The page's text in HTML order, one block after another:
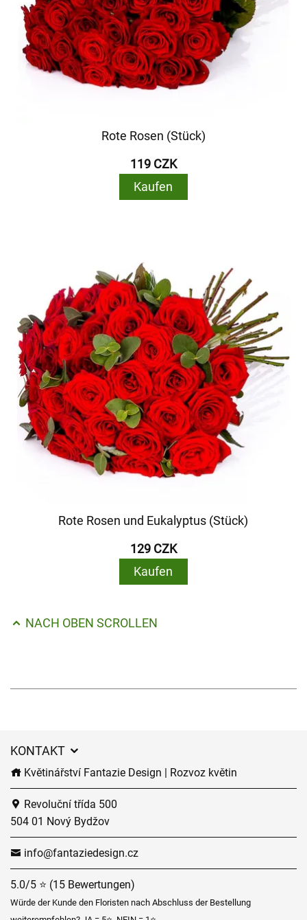
Rote Rosen (Stück)
119 CZK
Kaufen
Rote Rosen und Eukalyptus (Stück)
129 CZK
Kaufen
NACH OBEN SCROLLEN
KONTAKT
Květinářství Fantazie Design | Rozvoz květin
Revoluční třída 500
504 01 Nový Bydžov
info@fantaziedesign.cz
5.0/5 ⭐ (15 Bewertungen)
Würde der Kunde den Floristen nach Abschluss der Bestellung